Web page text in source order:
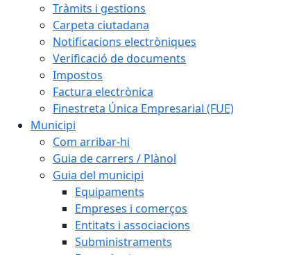
Tràmits i gestions
Carpeta ciutadana
Notificacions electròniques
Verificació de documents
Impostos
Factura electrònica
Finestreta Única Empresarial (FUE)
Municipi
Com arribar-hi
Guia de carrers / Plànol
Guia del municipi
Equipaments
Empreses i comerços
Entitats i associacions
Subministraments